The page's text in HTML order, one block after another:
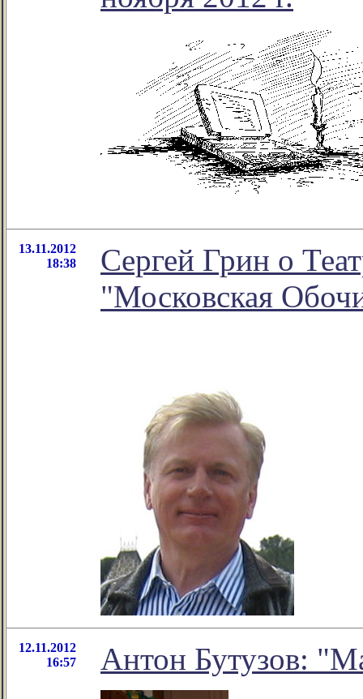
13.11.2012
18:38
Сергей Грин о
"Московская
12.11.2012
16:57
Антон Бутузов: